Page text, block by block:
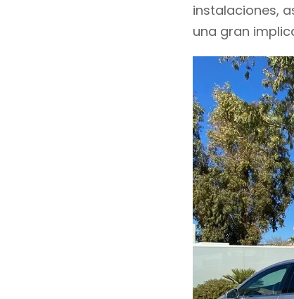
instalaciones,
una gran